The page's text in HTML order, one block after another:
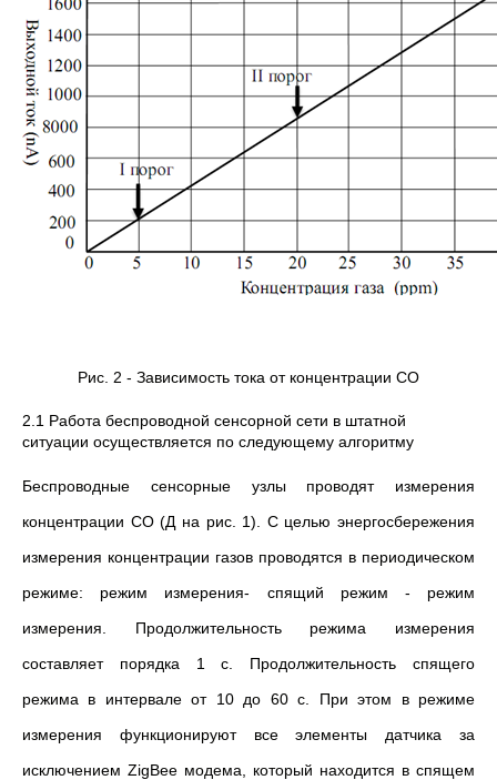
Рис. 2 - Зависимость тока от концентрации СО
2.1 Работа беспроводной сенсорной сети в штатной
ситуации осуществляется по следующему алгоритму
Беспроводные сенсорные узлы проводят измерения
концентрации CO (Д на рис. 1). C целью энергосбережения
измерения концентрации газов проводятся в периодическом
режиме: режим измерения- спящий режим - режим
измерения. Продолжительность режима измерения
составляет порядка 1 с. Продолжительность спящего
режима в интервале от 10 до 60 с. При этом в режиме
измерения функционируют все элементы датчика за
исключением ZigBee модема, который находится в спящем